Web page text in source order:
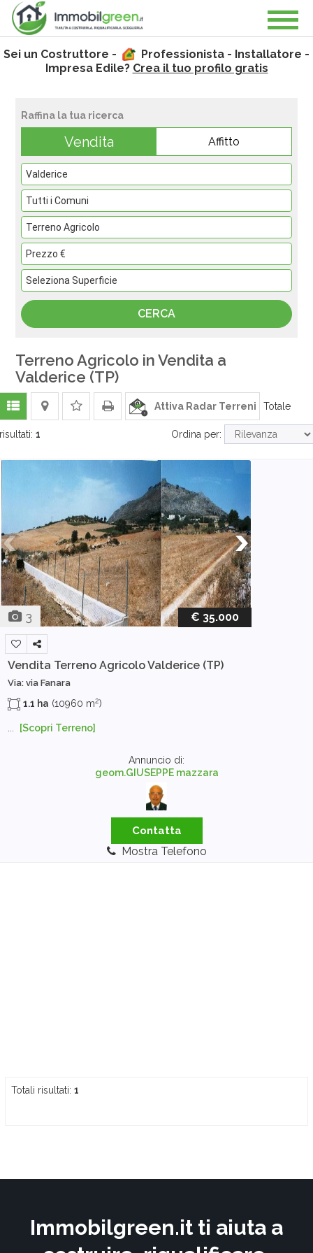
Sei un Costruttore -
Professionista - Installatore -
Impresa Edile? Crea il tuo profilo gratis
Raffina la tua ricerca
Vendita Affitto
Terreno Agricolo in Vendita a
Valderice (TP)
Attiva Radar Terreni Totale
risultati: 1 Ordina per:
3 € 35.000
Vendita Terreno AgricoloValderice (TP)
Via: via Fanara
1.1 ha (10960 m2)
[Scopri Terreno]
Annuncio di:
geom.GIUSEPPE mazzara
Contatta
Mostra Telefono
Totali risultati: 1
Immobilgreen.it ti aiuta a